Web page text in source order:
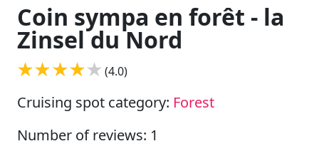
Coin sympa en forêt - la
Zinsel du Nord
(4.0)
Cruising spot category: Forest
Number of reviews: 1